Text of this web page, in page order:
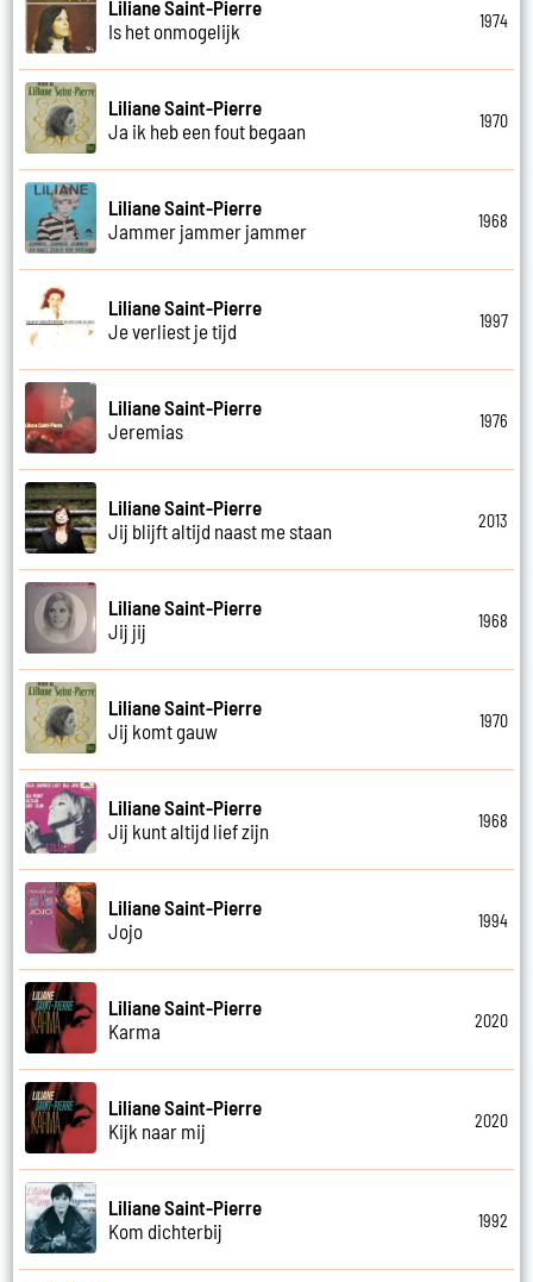
Liliane Saint-Pierre
Is het onmogelijk
1974
Liliane Saint-Pierre
Ja ik heb een fout begaan
1970
Liliane Saint-Pierre
Jammer jammer jammer
1968
Liliane Saint-Pierre
Je verliest je tijd
1997
Liliane Saint-Pierre
Jeremias
1976
Liliane Saint-Pierre
Jij blijft altijd naast me staan
2013
Liliane Saint-Pierre
Jij jij
1968
Liliane Saint-Pierre
Jij komt gauw
1970
Liliane Saint-Pierre
Jij kunt altijd lief zijn
1968
Liliane Saint-Pierre
Jojo
1994
Liliane Saint-Pierre
Karma
2020
Liliane Saint-Pierre
Kijk naar mij
2020
Liliane Saint-Pierre
Kom dichterbij
1992